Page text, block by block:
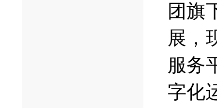
团旗
展，
服务
字化